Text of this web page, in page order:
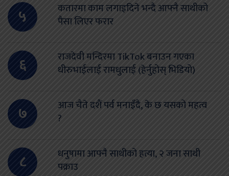
५
कतारमा काम लगाइदिने भन्दै आफ्नै साथीको
पैसा लिएर फरार
६
राजदेवी मन्दिरमा TikTok बनाउन गएका
धीरुभाईलाई रामधुलाई (हेर्नुहोस् भिडियो)
७
आज चैते दशैं पर्व मनाइँदै, के छ यसको महत्व
?
८
धनुषामा आफ्नै साथीको हत्या, २ जना साथी
पक्राउ